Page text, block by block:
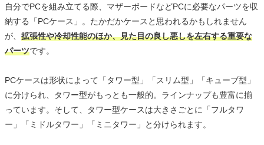
自分でPCを組み立てる際、マザーボードなどPCに必要なパーツを収
納する「PCケース」。たかだかケースと思われるかもしれません
が、 拡張性や冷却性能のほか、見た目の良し悪しを左右する重要な
パーツです。
PCケースは形状によって「タワー型」「スリム型」「キューブ型」
に分けられ、タワー型がもっとも一般的。ラインナップも豊富に揃
っています。そして、タワー型ケースは大きさごとに「フルタワ
ー」「ミドルタワー」「ミニタワー」と分けられます。